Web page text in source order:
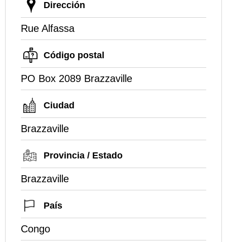
Dirección
Rue Alfassa
Código postal
PO Box 2089 Brazzaville
Ciudad
Brazzaville
Provincia / Estado
Brazzaville
País
Congo